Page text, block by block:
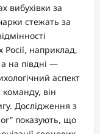
вибухівки за
стежать за
наприклад,
на півдні —
аспект
він
Дослідження з
показують, що